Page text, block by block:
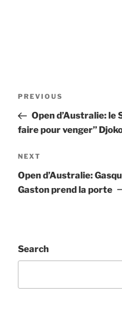
Previous
Post
PREVIOUS
Open d’Australie: le
faire pour venger”
Next
Post
NEXT
Open d’Australie:
Gaston prend la porte
Search